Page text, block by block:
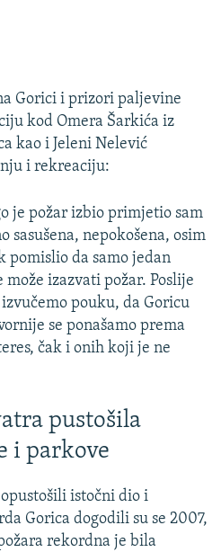
Gorici i prizori paljevine
kod Omera Šarkića iz
kao i Jeleni Nelević
i rekreaciju:
je požar izbio primjetio sam
sasušena, nepokošena, osim
pomislio da samo jedan
može izazvati požar. Poslije
pouku, da Goricu
se ponašamo prema
čak i onih koji je ne
pustošila
i parkove
istočni dio i
Gorica dogodili su se 2007,
rekordna je bila